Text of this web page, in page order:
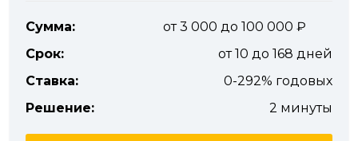
Сумма:
от 3 000 до 100 000
Срок:
от 10 до 168 дней
Ставка:
0-292% годовых
Решение:
2 минуты